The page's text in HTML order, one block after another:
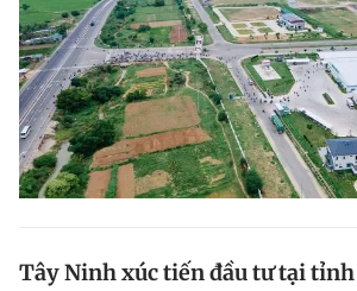
Tây Ninh xúc tiến đầu tư tại tỉnh